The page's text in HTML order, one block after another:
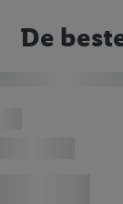
De